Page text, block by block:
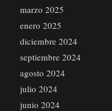
marzo 2025
enero 2025
diciembre 2024
septiembre 2024
agosto 2024
julio 2024
junio 2024